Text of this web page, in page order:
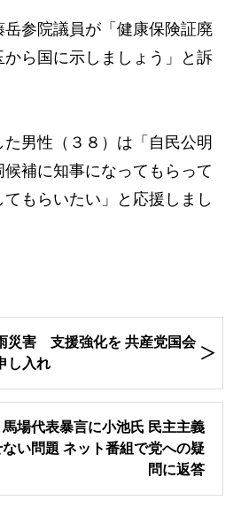
参院議員が「健康保険証廃
ら国に示しましょう」と訴
男性（３８）は「自民公明
補に知事になってもらって
もらいたい」と応援しまし
災害 支援強化を 共産党国会
し入れ
場代表暴言に小池氏 民主主義
い問題 ネット番組で党への疑
問に返答